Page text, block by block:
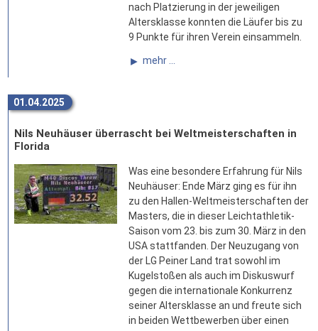
nach Platzierung in der jeweiligen
Altersklasse konnten die Läufer bis zu
9 Punkte für ihren Verein einsammeln.
mehr ...
01.04.2025
Nils Neuhäuser überrascht bei Weltmeisterschaften in
Florida
Was eine besondere Erfahrung für Nils
Neuhäuser: Ende März ging es für ihn
zu den Hallen-Weltmeisterschaften der
Masters, die in dieser Leichtathletik-
Saison vom 23. bis zum 30. März in den
USA stattfanden. Der Neuzugang von
der LG Peiner Land trat sowohl im
Kugelstoßen als auch im Diskuswurf
gegen die internationale Konkurrenz
seiner Altersklasse an und freute sich
in beiden Wettbewerben über einen